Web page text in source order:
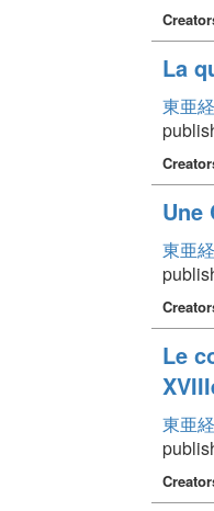
La
東亜
Une
東亜
Le
東亜